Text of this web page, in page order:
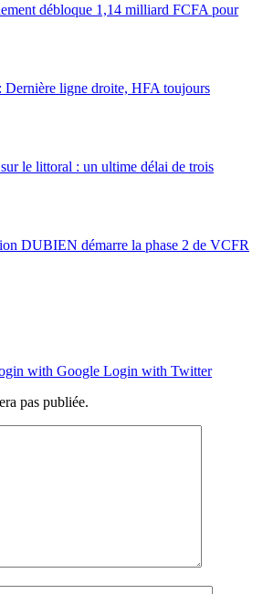
débloque 1,14 milliard FCFA pour
ligne droite, HFA toujours
le littoral : un ultime délai de trois
DUBIEN démarre la phase 2 de VCFR
with Google Login with Twitter
pas publiée.